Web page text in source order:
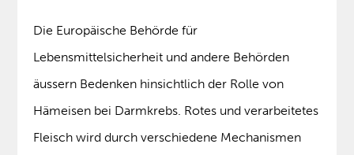
Die Europäische Behörde für
Lebensmittelsicherheit und andere Behörden
äussern Bedenken hinsichtlich der Rolle von
Hämeisen bei Darmkrebs. Rotes und verarbeitetes
Fleisch wird durch verschiedene Mechanismen